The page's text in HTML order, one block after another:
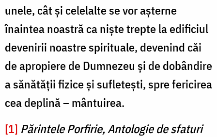
unele, cât și celelalte se vor așterne
înaintea noastră ca niște trepte la edificiul
devenirii noastre spirituale, devenind căi
de apropiere de Dumnezeu și de dobândire
a sănătății fizice și sufletești, spre fericirea
cea deplină – mântuirea.
[1] Părintele Porfirie, Antologie de sfaturi